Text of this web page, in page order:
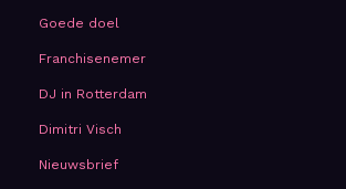
Goede doel
Franchisenemer
DJ in Rotterdam
Dimitri Visch
Nieuwsbrief